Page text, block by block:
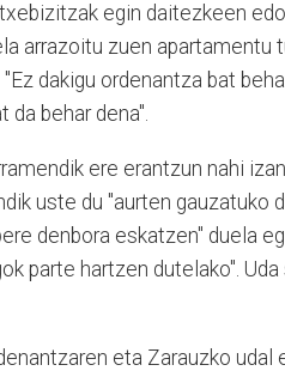
egin daitezkeen
arrazoitu zuen apartamentu
dakigu ordenantza bat
da behar dena".
ere erantzun nahi
uste du "aurten gauzatuko
denbora eskatzen" duela
parte hartzen dutelako".
eta Zarauzko